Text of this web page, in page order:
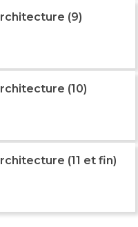
(9)
(10)
(11 et fin)